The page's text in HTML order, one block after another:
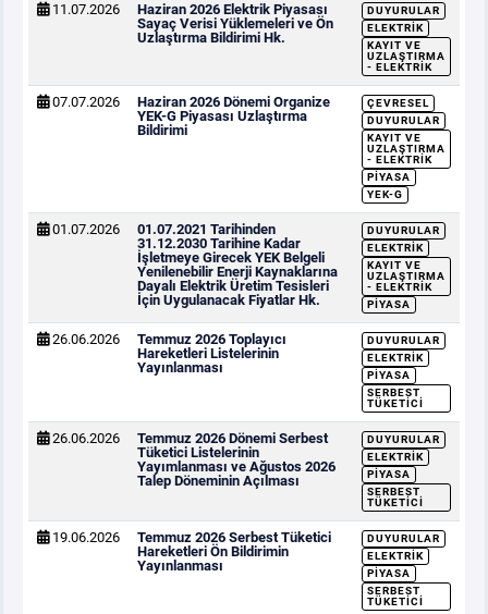
11.07.2026
Haziran 2026 Elektrik Piyasası
Sayaç Verisi Yüklemeleri ve Ön
Uzlaştırma Bildirimi Hk.
DUYURULAR
ELEKTRIK
KAYIT VE
UZLAŞTIRMA
- ELEKTRIK
07.07.2026
Haziran 2026 Dönemi Organize
YEK-G Piyasası Uzlaştırma
Bildirimi
ÇEVRESEL
DUYURULAR
KAYIT VE
UZLAŞTIRMA
- ELEKTRIK
PIYASA
YEK-G
01.07.2026
01.07.2021 Tarihinden
31.12.2030 Tarihine Kadar
İşletmeye Girecek YEK Belgeli
Yenilenebilir Enerji Kaynaklarına
Dayalı Elektrik Üretim Tesisleri
İçin Uygulanacak Fiyatlar Hk.
DUYURULAR
ELEKTRIK
KAYIT VE
UZLAŞTIRMA
- ELEKTRIK
PIYASA
26.06.2026
Temmuz 2026 Toplayıcı
Hareketleri Listelerinin
Yayınlanması
DUYURULAR
ELEKTRIK
PIYASA
SERBEST
TÜKETICI
26.06.2026
Temmuz 2026 Dönemi Serbest
Tüketici Listelerinin
Yayımlanması ve Ağustos 2026
Talep Döneminin Açılması
DUYURULAR
ELEKTRIK
PIYASA
SERBEST
TÜKETICI
19.06.2026
Temmuz 2026 Serbest Tüketici
Hareketleri Ön Bildirimin
Yayınlanması
DUYURULAR
ELEKTRIK
PIYASA
SERBEST
TÜKETICI